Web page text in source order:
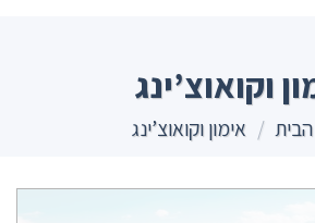
וקואוצ’ינג
/ אימון וקואוצ’ינג